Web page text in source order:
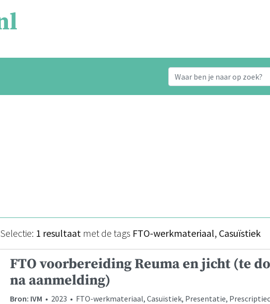
Selectie: 1 resultaat met de tags FTO-werkmateriaal, Casuïstiek
FTO voorbereiding Reuma en jicht (te
na aanmelding)
Bron: IVM • 2023 • FTO-werkmateriaal, Casuïstiek, Presentatie,